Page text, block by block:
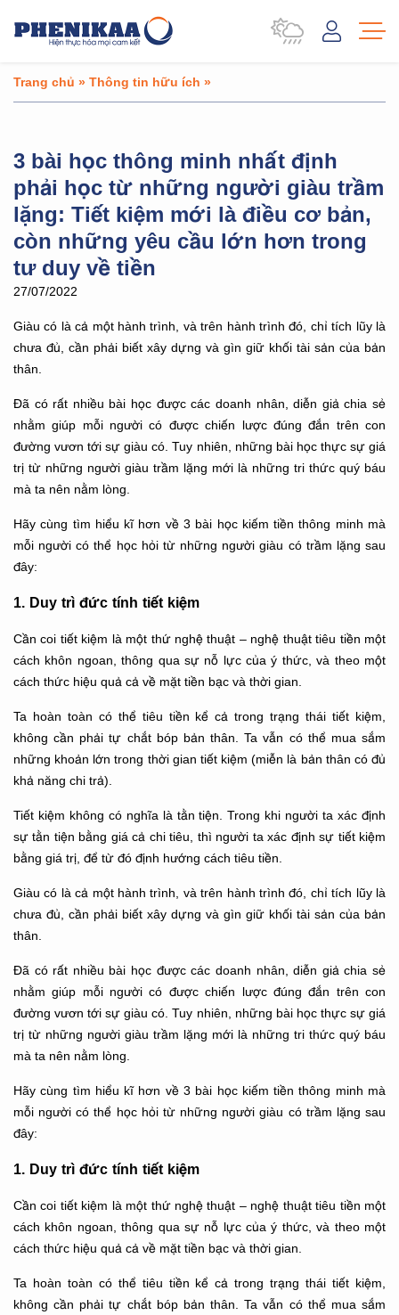
Trang chủ » Thông tin hữu ích »
3 bài học thông minh nhất định
phải học từ những người giàu trầm
lặng: Tiết kiệm mới là điều cơ bản,
còn những yêu cầu lớn hơn trong
tư duy về tiền
27/07/2022
Giàu có là cả một hành trình, và trên hành trình đó, chỉ tích lũy là
chưa đủ, cần phải biết xây dựng và gìn giữ khối tài sản của bản
thân.
Đã có rất nhiều bài học được các doanh nhân, diễn giả chia sẻ
nhằm giúp mỗi người có được chiến lược đúng đắn trên con
đường vươn tới sự giàu có. Tuy nhiên, những bài học thực sự giá
trị từ những người giàu trầm lặng mới là những tri thức quý báu
mà ta nên nằm lòng.
Hãy cùng tìm hiểu kĩ hơn về 3 bài học kiếm tiền thông minh mà
mỗi người có thể học hỏi từ những người giàu có trầm lặng sau
đây:
1. Duy trì đức tính tiết kiệm
Cần coi tiết kiệm là một thứ nghệ thuật – nghệ thuật tiêu tiền một
cách khôn ngoan, thông qua sự nỗ lực của ý thức, và theo một
cách thức hiệu quả cả về mặt tiền bạc và thời gian.
Ta hoàn toàn có thể tiêu tiền kể cả trong trạng thái tiết kiệm,
không cần phải tự chắt bóp bản thân. Ta vẫn có thể mua sắm
những khoản lớn trong thời gian tiết kiệm (miễn là bản thân có đủ
khả năng chi trả).
Tiết kiệm không có nghĩa là tằn tiện. Trong khi người ta xác định
sự tằn tiện bằng giá cả chi tiêu, thì người ta xác định sự tiết kiệm
bằng giá trị, để từ đó định hướng cách tiêu tiền.
Giàu có là cả một hành trình, và trên hành trình đó, chỉ tích lũy là
chưa đủ, cần phải biết xây dựng và gìn giữ khối tài sản của bản
thân.
Đã có rất nhiều bài học được các doanh nhân, diễn giả chia sẻ
nhằm giúp mỗi người có được chiến lược đúng đắn trên con
đường vươn tới sự giàu có. Tuy nhiên, những bài học thực sự giá
trị từ những người giàu trầm lặng mới là những tri thức quý báu
mà ta nên nằm lòng.
Hãy cùng tìm hiểu kĩ hơn về 3 bài học kiếm tiền thông minh mà
mỗi người có thể học hỏi từ những người giàu có trầm lặng sau
đây:
1. Duy trì đức tính tiết kiệm
Cần coi tiết kiệm là một thứ nghệ thuật – nghệ thuật tiêu tiền một
cách khôn ngoan, thông qua sự nỗ lực của ý thức, và theo một
cách thức hiệu quả cả về mặt tiền bạc và thời gian.
Ta hoàn toàn có thể tiêu tiền kể cả trong trạng thái tiết kiệm,
không cần phải tự chắt bóp bản thân. Ta vẫn có thể mua sắm